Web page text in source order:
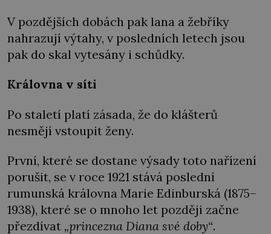
V pozdějších dobách pak lana a žebříky
nahrazují výtahy, v posledních letech jsou
pak do skal vytesány i schůdky.
Královna v síti
Po staletí platí zásada, že do klášterů
nesmějí vstoupit ženy.
První, které se dostane výsady toto nařízení
porušit, se v roce 1921 stává poslední
rumunská královna Marie Edinburská (1875–
1938), které se o mnoho let později začne
přezdívat „princezna Diana své doby“.